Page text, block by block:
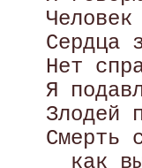
Человек
Сердца
Нет
Я
Злодей
Смерть
как